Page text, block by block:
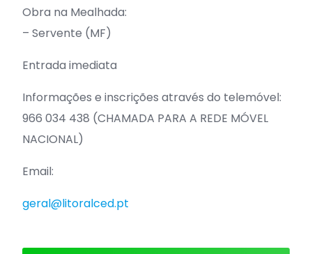
Obra na Mealhada:
– Servente (MF)
Entrada imediata
Informações e inscrições através do telemóvel:
966 034 438 (CHAMADA PARA A REDE MÓVEL
NACIONAL)
Email:
geral@litoralced.pt